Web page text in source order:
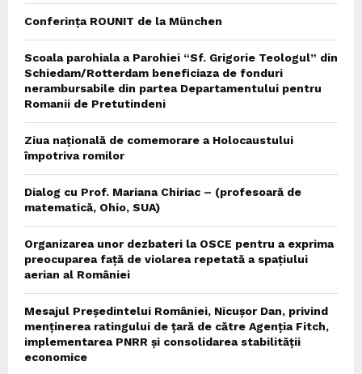
Conferința ROUNIT de la München
Scoala parohiala a Parohiei “Sf. Grigorie Teologul” din
Schiedam/Rotterdam beneficiaza de fonduri
nerambursabile din partea Departamentului pentru
Romanii de Pretutindeni
Ziua națională de comemorare a Holocaustului
împotriva romilor
Dialog cu Prof. Mariana Chiriac – (profesoară de
matematică, Ohio, SUA)
Organizarea unor dezbateri la OSCE pentru a exprima
preocuparea față de violarea repetată a spațiului
aerian al României
Mesajul Președintelui României, Nicușor Dan, privind
menținerea ratingului de țară de către Agenția Fitch,
implementarea PNRR și consolidarea stabilității
economice